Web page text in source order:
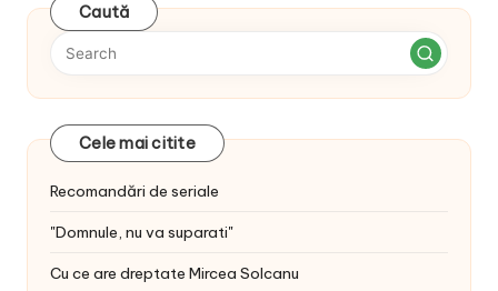
Caută
Cele mai citite
Recomandări de seriale
"Domnule, nu va suparati"
Cu ce are dreptate Mircea Solcanu